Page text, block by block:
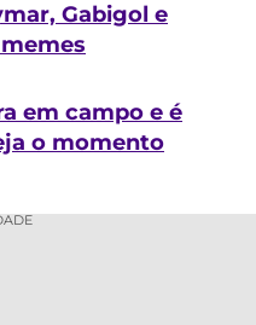
Gabigol e
em campo e é
o momento